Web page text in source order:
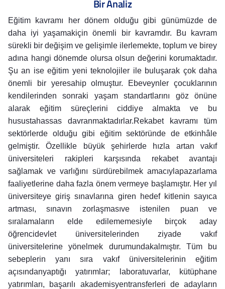
Bir Analiz
Eğitim kavramı her dönem olduğu gibi günümüzde de
daha iyi yaşamakiçin önemli bir kavramdır. Bu kavram
sürekli bir değişim ve gelişimle ilerlemekte, toplum ve birey
adına hangi dönemde olursa olsun değerini korumaktadır.
Şu an ise eğitim yeni teknolojiler ile buluşarak çok daha
önemli bir yeresahip olmuştur. Ebeveynler çocuklarının
kendilerinden sonraki yaşam standartlarını göz önüne
alarak eğitim süreçlerini ciddiye almakta ve bu
husustahassas davranmaktadırlar.Rekabet kavramı tüm
sektörlerde olduğu gibi eğitim sektöründe de etkinhâle
gelmiştir. Özellikle büyük şehirlerde hızla artan vakıf
üniversiteleri rakipleri karşısında rekabet avantajı
sağlamak ve varlığını sürdürebilmek amacıylapazarlama
faaliyetlerine daha fazla önem vermeye başlamıştır. Her yıl
üniversiteye giriş sınavlarına giren hedef kitlenin sayıca
artması, sınavın zorlaşmasıve istenilen puan ve
sıralamaların elde edilememesiyle birçok aday
öğrencidevlet üniversitelerinden ziyade vakıf
üniversitelerine yönelmek durumundakalmıştır. Tüm bu
sebeplerin yanı sıra vakıf üniversitelerinin eğitim
açısındanyaptığı yatırımlar; laboratuvarlar, kütüphane
yatırımları, başarılı akademisyentransferleri de adayların